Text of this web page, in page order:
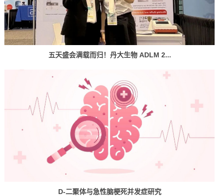
五天盛会满载而归！丹大生物 ADLM 2...
D-二聚体与急性脑梗死并发症研究